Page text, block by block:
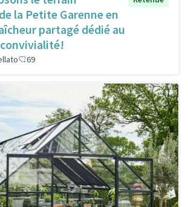
la Petite Garenne en
partagé dédié au
69